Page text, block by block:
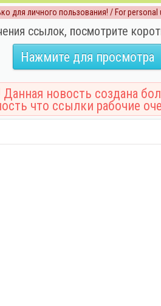
для личного пользования! / For personal
ссылок, посмотрите
Нажмите для просмотра
Данная новость создана
что ссылки рабочие